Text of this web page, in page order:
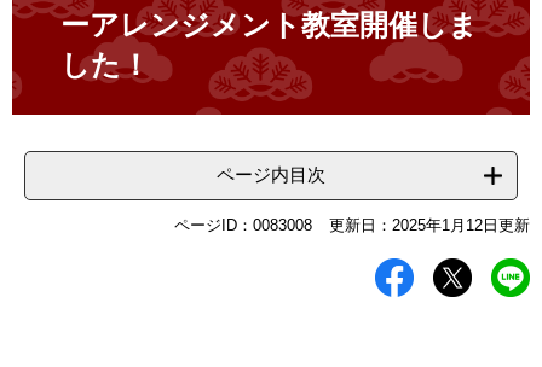
ーアレンジメント教室開催しま
した！
ページ内目次
ページID：0083008 更新日：2025年1月12日更新